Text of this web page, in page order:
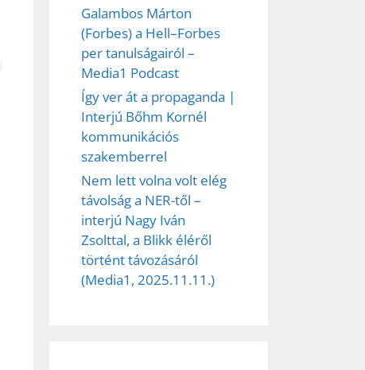
Galambos Márton
(Forbes) a Hell–Forbes
per tanulságairól –
Media1 Podcast
Így ver át a propaganda |
Interjú Bőhm Kornél
kommunikációs
szakemberrel
Nem lett volna volt elég
távolság a NER-től –
interjú Nagy Iván
Zsolttal, a Blikk éléről
történt távozásáról
(Media1, 2025.11.11.)